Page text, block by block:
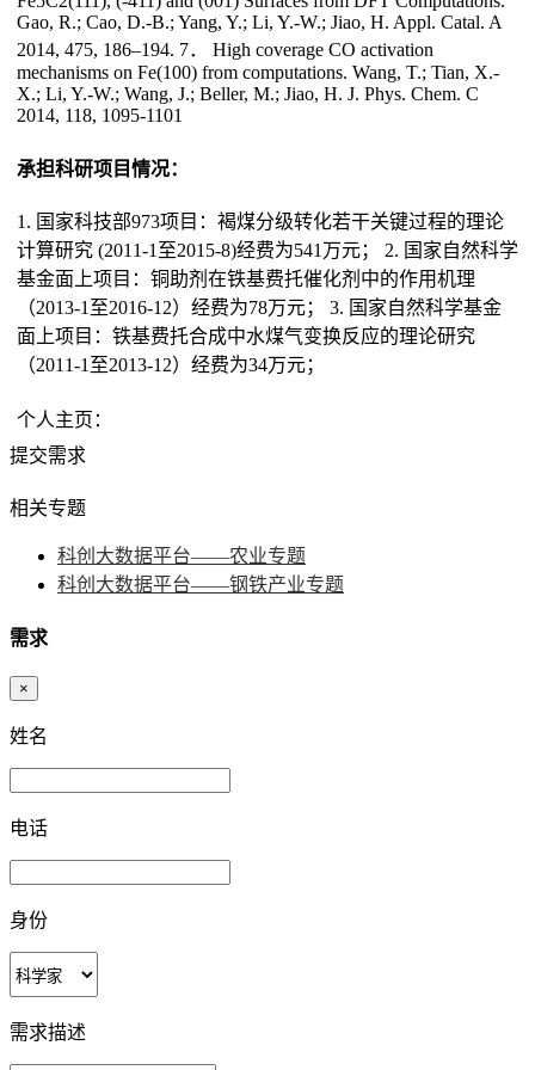
Gao, R.; Cao, D.-B.; Yang, Y.; Li, Y.-W.; Jiao, H. Appl. Catal. A
2014, 475, 186–194. 7． High coverage CO activation
mechanisms on Fe(100) from computations. Wang, T.; Tian, X.-
X.; Li, Y.-W.; Wang, J.; Beller, M.; Jiao, H. J. Phys. Chem. C
2014, 118, 1095-1101
承担科研项目情况：
1. 国家科技部973项目：褐煤分级转化若干关键过程的理论
计算研究 (2011-1至2015-8)经费为541万元； 2. 国家自然科学
基金面上项目：铜助剂在铁基费托催化剂中的作用机理
（2013-1至2016-12）经费为78万元； 3. 国家自然科学基金
面上项目：铁基费托合成中水煤气变换反应的理论研究
（2011-1至2013-12）经费为34万元；
个人主页：
提交需求
相关专题
科创大数据平台——农业专题
科创大数据平台——钢铁产业专题
需求
×
姓名
电话
身份
需求描述